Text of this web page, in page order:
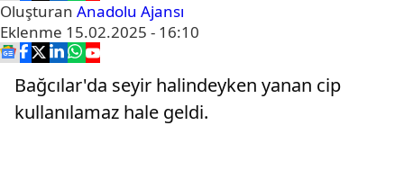
Oluşturan Anadolu Ajansı
Eklenme 15.02.2025 - 16:10
Bağcılar'da seyir halindeyken yanan cip
kullanılamaz hale geldi.